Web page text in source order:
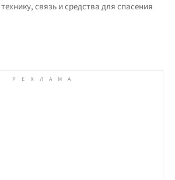
связь и средства для спасения